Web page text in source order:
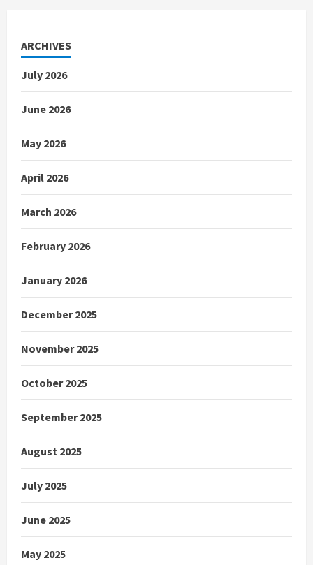
ARCHIVES
July 2026
June 2026
May 2026
April 2026
March 2026
February 2026
January 2026
December 2025
November 2025
October 2025
September 2025
August 2025
July 2025
June 2025
May 2025